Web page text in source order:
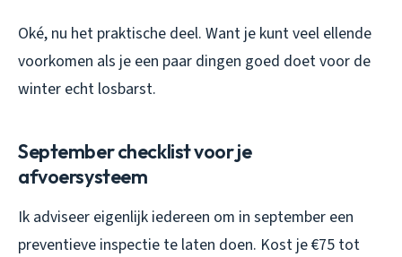
Oké, nu het praktische deel. Want je kunt veel ellende
voorkomen als je een paar dingen goed doet voor de
winter echt losbarst.
September checklist voor je
afvoersysteem
Ik adviseer eigenlijk iedereen om in september een
preventieve inspectie te laten doen. Kost je €75 tot